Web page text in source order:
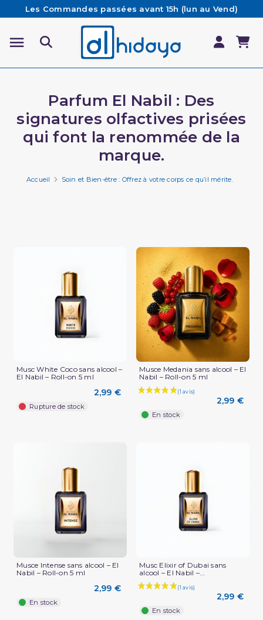
Les Commandes passées avant 15h (lun au Vend)
sont préparées et expédiées le jour même
Besoin d'aide ? Retrouvez notre FAQ
Livraison offerte à partir de 65€ d'achat*
Parfum El Nabil : Des
signatures olfactives prisées
qui font la renommée de la
marque.
Accueil Soin et Bien-être : Offrez à votre corps ce qu’il mérite.
Musc White Coco sans alcool –
El Nabil – Roll-on 5 ml
2,99 €
Rupture de stock
Musce Medania sans alcool – El
Nabil – Roll-on 5 ml
2,99 €
En stock
Musce Intense sans alcool – El
Nabil – Roll-on 5 ml
2,99 €
En stock
Musc Elixir of Dubai sans
alcool – El Nabil –...
2,99 €
En stock